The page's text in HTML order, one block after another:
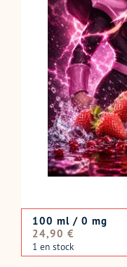
100 ml / 0 mg
Prix
normal
24,90 €
1 en stock